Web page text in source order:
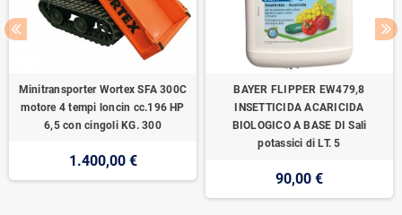
Minitransporter Wortex SFA 300C
motore 4 tempi loncin cc.196 HP
6,5 con cingoli KG. 300
1.400,00 €
BAYER FLIPPER EW479,8
INSETTICIDA ACARICIDA
BIOLOGICO A BASE DI Sali
potassici di LT. 5
90,00 €